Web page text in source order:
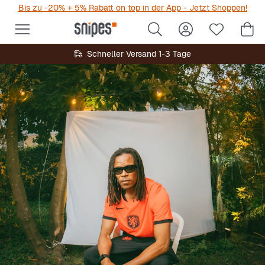
Bis zu -20% + 5% Rabatt on top in der App - Jetzt Shoppen!
Schneller Versand 1-3 Tage